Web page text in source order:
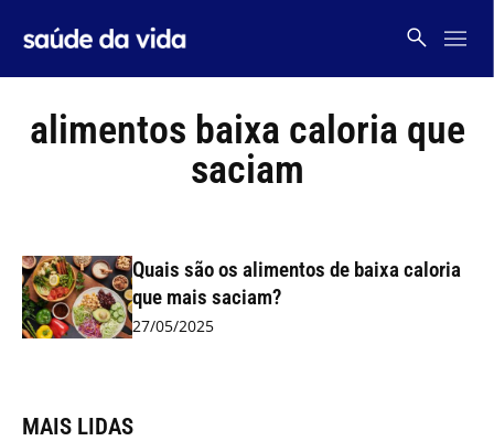
alimentos baixa caloria que
saciam
Quais são os alimentos de baixa caloria
que mais saciam?
27/05/2025
MAIS LIDAS